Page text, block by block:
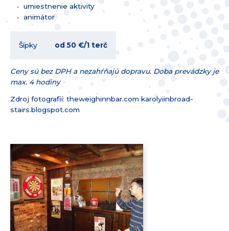
umiestnenie aktivity
animátor
Šípky od 50 €/1 terč
Ceny sú bez DPH a nezahŕňajú dopravu. Doba prevádzky je
max. 4 hodiny
Zdroj fotografií: theweighinnbar.com karolyiinbroad­
stairs.blogspot­.com